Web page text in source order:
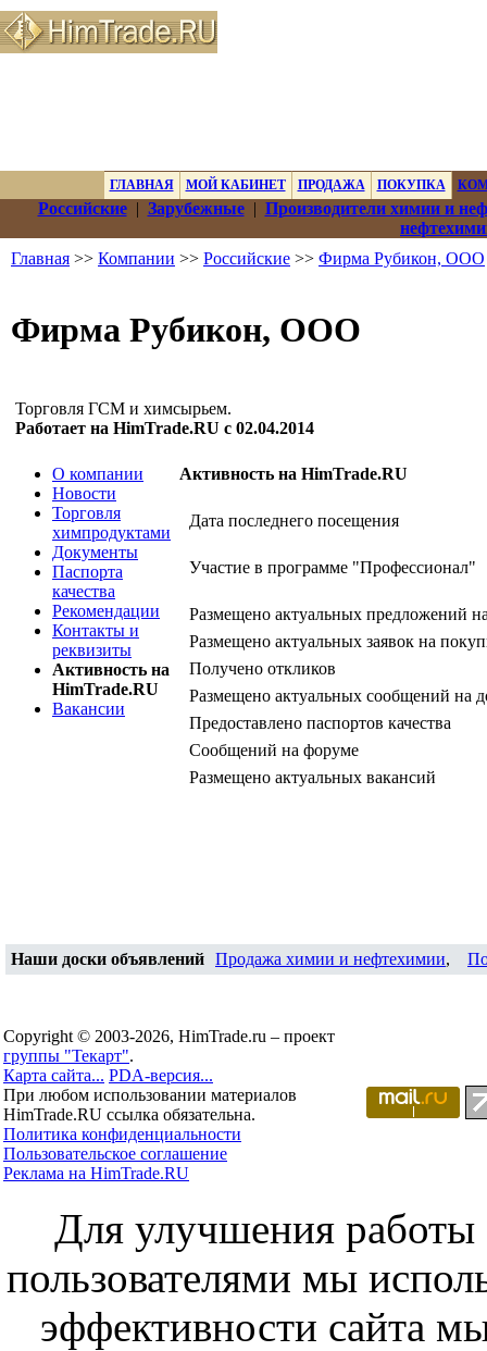
ГЛАВНАЯ МОЙ КАБИНЕТ ПРОДАЖА ПОКУПКА
Российские| Зарубежные| Производители химии и
Главная >> Компании >> Российские >> Фирма Рубикон, ООО
Фирма Рубикон, ООО
Торговля ГСМ и химсырьем.
Работает на HimTrade.RU с 02.04.2014
О компании
Новости
Торговля
химпродуктами
Документы
Паспорта
качества
Рекомендации
Контакты и
реквизиты
Активность на
HimTrade.RU
Вакансии
Активность на HimTrade.RU
Дата последнего посещения
Участие в программе "Профессионал"
Размещено актуальных предложений
Размещено актуальных заявок на
Получено откликов
Размещено актуальных сообщений на
Предоставлено паспортов качества
Сообщений на форуме
Размещено актуальных вакансий
Наши доски объявлений Продажа химии и нефтехимии,
Copyright © 2003-2026, HimTrade.ru – проект
группы "Текарт".
Карта сайта... PDA-версия...
При любом использовании материалов
HimTrade.RU ссылка обязательна.
Политика конфиденциальности
Пользовательское соглашение
Реклама на HimTrade.RU
Для улучшения работы
пользователями мы
эффективности сайта